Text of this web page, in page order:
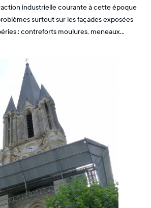
industrielle courante à cette époque
surtout sur les façades exposées
: contreforts moulures, meneaux…